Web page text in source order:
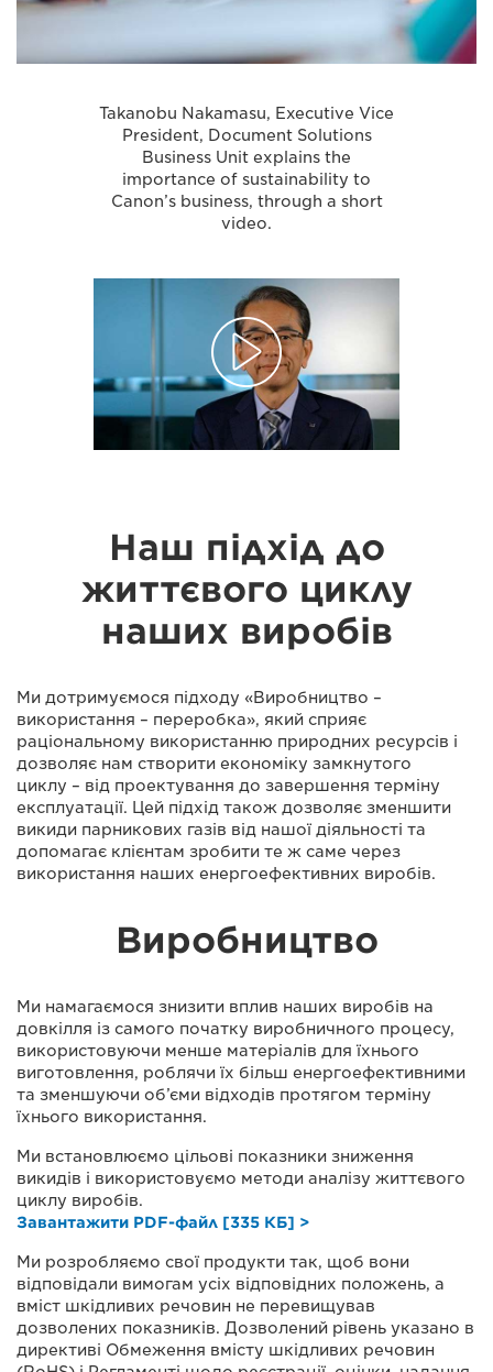
Takanobu Nakamasu, Executive Vice
President, Document Solutions
Business Unit explains the
importance of sustainability to
Canon’s business, through a short
video.
Наш підхід до
життєвого циклу
наших виробів
Ми дотримуємося підходу «Виробництво –
використання – переробка», який сприяє
раціональному використанню природних ресурсів і
дозволяє нам створити економіку замкнутого
циклу – від проектування до завершення терміну
експлуатації. Цей підхід також дозволяє зменшити
викиди парникових газів від нашої діяльності та
допомагає клієнтам зробити те ж саме через
використання наших енергоефективних виробів.
Виробництво
Ми намагаємося знизити вплив наших виробів на
довкілля із самого початку виробничного процесу,
використовуючи менше матеріалів для їхнього
виготовлення, роблячи їх більш енергоефективними
та зменшуючи об’єми відходів протягом терміну
їхнього використання.
Ми встановлюємо цільові показники зниження
викидів і використовуємо методи аналізу життєвого
циклу виробів.
Завантажити PDF-файл [335 КБ] >
Ми розробляємо свої продукти так, щоб вони
відповідали вимогам усіх відповідних положень, а
вміст шкідливих речовин не перевищував
дозволених показників. Дозволений рівень указано в
директиві Обмеження вмісту шкідливих речовин